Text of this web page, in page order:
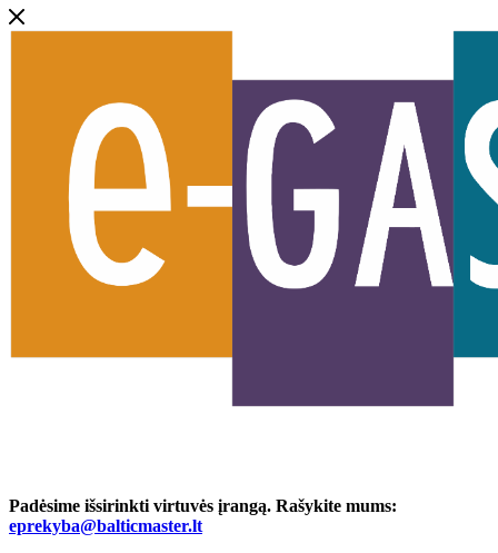
Padėsime išsirinkti virtuvės įrangą. Rašykite mums:
eprekyba@balticmaster.lt